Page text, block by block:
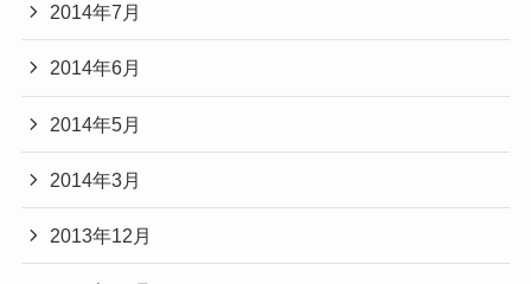
2014年7月
2014年6月
2014年5月
2014年3月
2013年12月